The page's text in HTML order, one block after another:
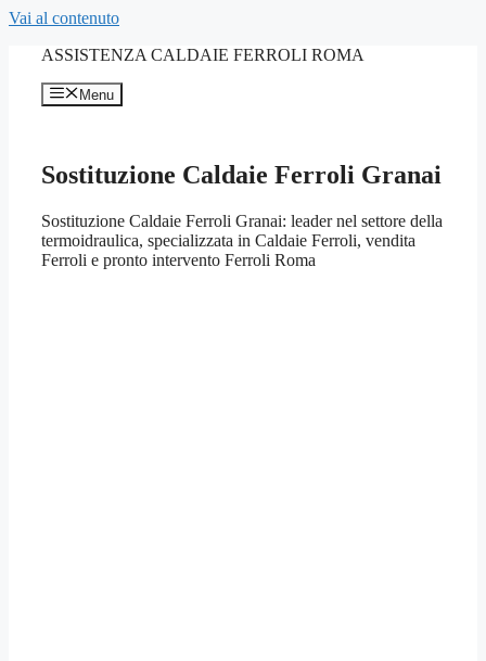
Vai al contenuto
ASSISTENZA CALDAIE FERROLI ROMA
Menu
Sostituzione Caldaie Ferroli Granai
Sostituzione Caldaie Ferroli Granai: leader nel settore della
termoidraulica, specializzata in Caldaie Ferroli, vendita
Ferroli e pronto intervento Ferroli Roma